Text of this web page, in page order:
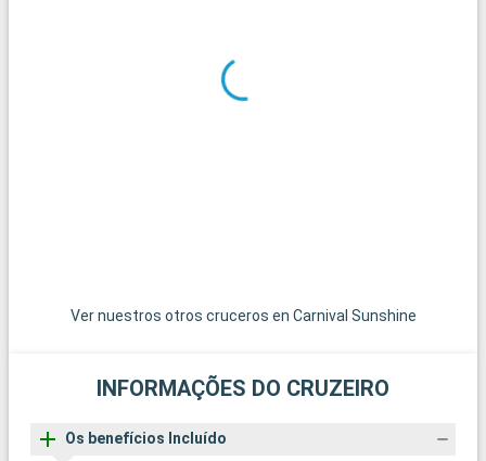
Ver nuestros otros cruceros en Carnival Sunshine
INFORMAÇÕES DO CRUZEIRO
Os benefícios Incluído